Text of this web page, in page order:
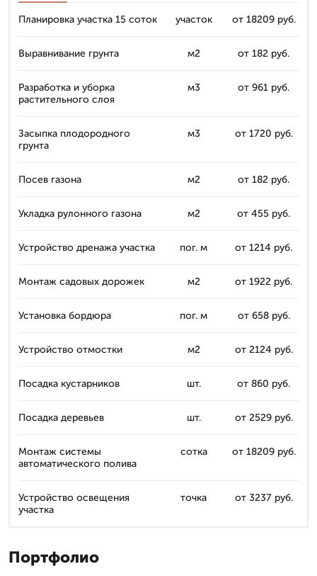
Планировка участка 15 соток участок от 18209 руб.
Выравнивание грунта м2 от 182 руб.
Разработка и уборка
растительного слоя
м3 от 961 руб.
Засыпка плодородного
грунта
м3 от 1720 руб.
Посев газона м2 от 182 руб.
Укладка рулонного газона м2 от 455 руб.
Устройство дренажа участка пог. м от 1214 руб.
Монтаж садовых дорожек м2 от 1922 руб.
Установка бордюра пог. м от 658 руб.
Устройство отмостки м2 от 2124 руб.
Посадка кустарников шт. от 860 руб.
Посадка деревьев шт. от 2529 руб.
Монтаж системы
автоматического полива
сотка от 18209 руб.
Устройство освещения
участка
точка от 3237 руб.
Портфолио